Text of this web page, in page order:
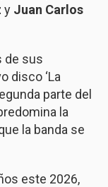
y Juan Carlos
de sus
disco ‘La
parte del
la
la banda se
este 2026,